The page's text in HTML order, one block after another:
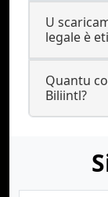
U
legale è
Quantu
Biliintl?